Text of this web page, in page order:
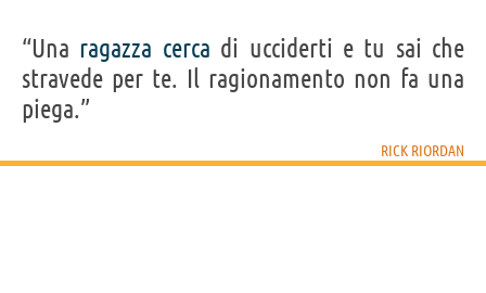
“Una ragazza cerca di ucciderti e tu sai che
stravede per te. Il ragionamento non fa una
piega.”
RICK RIORDAN